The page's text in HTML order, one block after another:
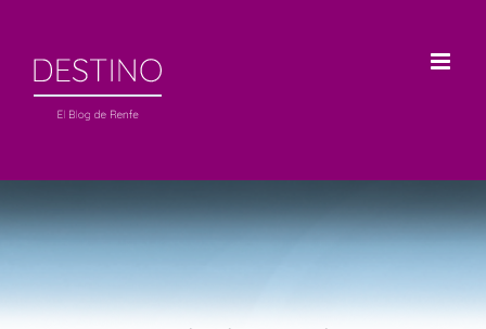
contenido